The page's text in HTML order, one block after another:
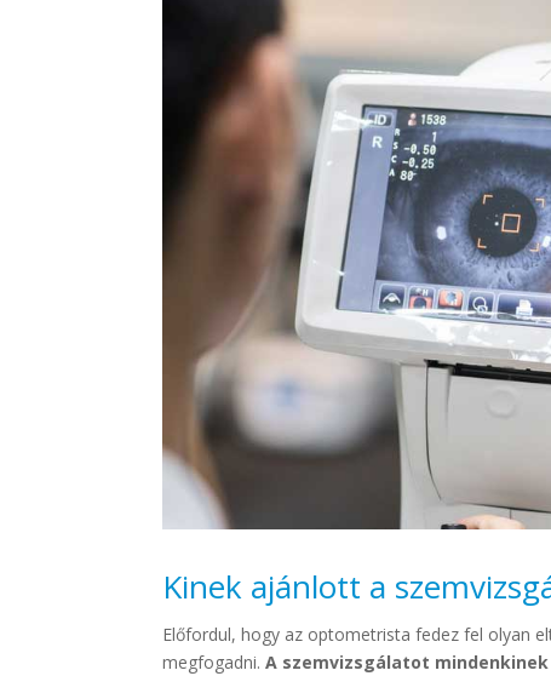
Kinek ajánlott a
Előfordul, hogy az optometrista fedez fel olyan
megfogadni.A szemvizsgálatot